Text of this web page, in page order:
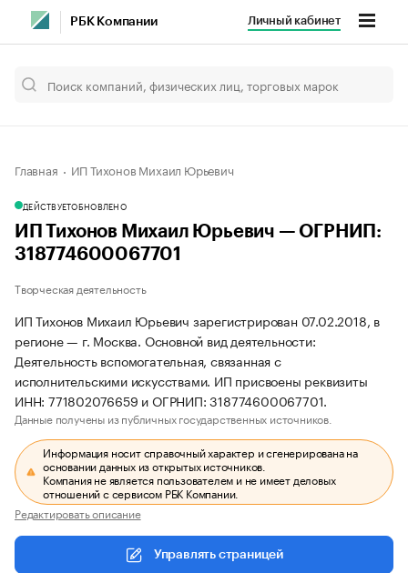
РБК Компании Личный кабинет
Главная ИП Тихонов Михаил Юрьевич
ДЕЙСТВУЕТОБНОВЛЕНО
ИП Тихонов Михаил Юрьевич — ОГРНИП:
318774600067701
Творческая деятельность
ИП Тихонов Михаил Юрьевич зарегистрирован 07.02.2018, в
регионе — г. Москва. Основной вид деятельности:
Деятельность вспомогательная, связанная с
исполнительскими искусствами. ИП присвоены реквизиты
ИНН: 771802076659 и ОГРНИП: 318774600067701.
Данные получены из публичных государственных источников.
Информация носит справочный характер и сгенерирована на
основании данных из открытых источников.
Компания не является пользователем и не имеет деловых
отношений с сервисом РБК Компании.
Редактировать описание
Управлять страницей